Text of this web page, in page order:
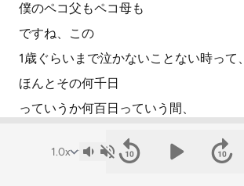
僕のペコ父もペコ母も
ですね、この
1歳ぐらいまで泣かないことない時って、
ほんとその何千日
っていうか何百日っていう間、
命を守ってくれたっていうのがね、